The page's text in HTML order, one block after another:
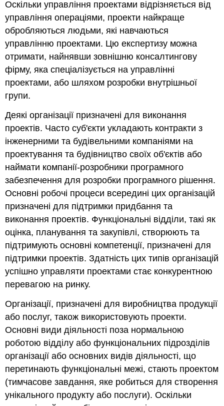
Оскільки управління проектами відрізняється від
управління операціями, проекти найкраще
обробляються людьми, які навчаються
управлінню проектами. Цю експертизу можна
отримати, найнявши зовнішню консалтингову
фірму, яка спеціалізується на управлінні
проектами, або шляхом розробки внутрішньої
групи.
Деякі організації призначені для виконання
проектів. Часто суб'єкти укладають контракти з
інженерними та будівельними компаніями на
проектування та будівництво своїх об'єктів або
наймати компанії-розробники програмного
забезпечення для розробки програмного рішення.
Основні робочі процеси всередині цих організацій
призначені для підтримки придбання та
виконання проектів. Функціональні відділи, такі як
оцінка, планування та закупівлі, створюють та
підтримують основні компетенції, призначені для
підтримки проектів. Здатність цих типів організацій
успішно управляти проектами стає конкурентною
перевагою на ринку.
Організації, призначені для виробництва продукції
або послуг, також використовують проекти.
Основні види діяльності поза нормальною
роботою відділу або функціональних підрозділів
організації або основних видів діяльності, що
перетинають функціональні межі, стають проектом
(тимчасове завдання, яке робиться для створення
унікального продукту або послуги). Оскільки